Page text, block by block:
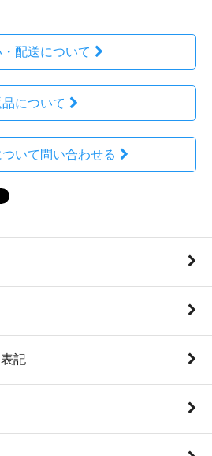
配送について
について
いて問い合わせる
記